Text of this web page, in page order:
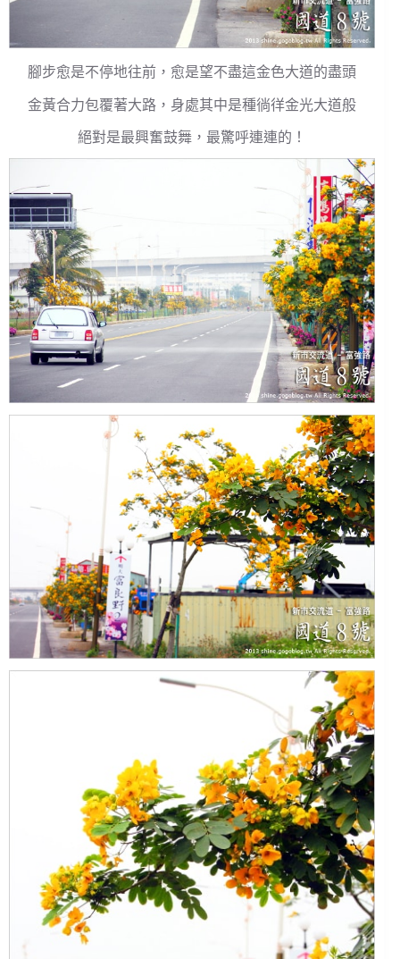
腳步愈是不停地往前，愈是望不盡這金色大道的盡頭
金黃合力包覆著大路，身處其中是種徜徉金光大道般
絕對是最興奮鼓舞，最驚呼連連的！